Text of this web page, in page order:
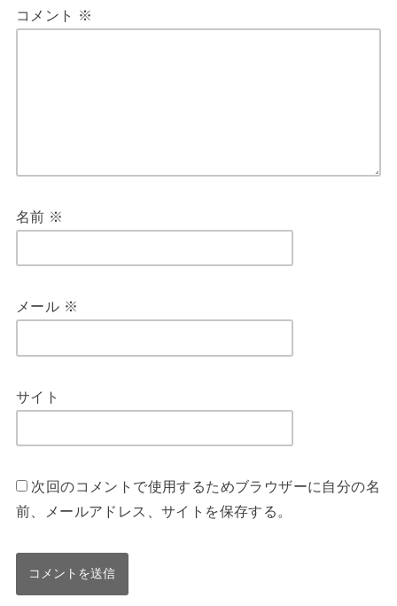
コメント ※
名前 ※
メール ※
サイト
次回のコメントで使用するためブラウザーに自分の名
前、メールアドレス、サイトを保存する。